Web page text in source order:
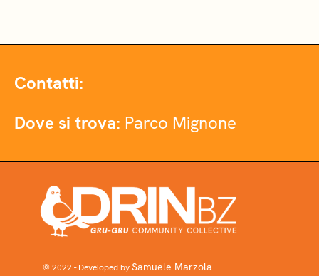
Contatti:
Dove si trova: Parco Mignone
© 2022 - Developed bySamuele Marzola